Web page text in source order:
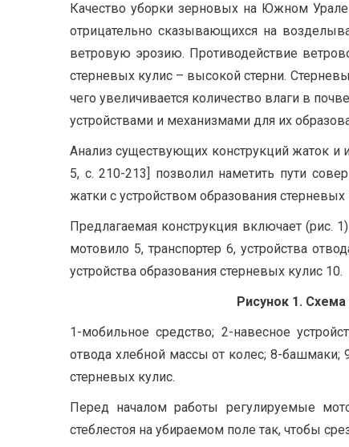
Качество уборки зерновых на Южном
отрицательно сказывающихся на
ветровую эрозию. Противодействие
стерневых кулис – высокой стерни.
чего увеличивается количество влаги в
устройствами и механизмами для их
Анализ существующих конструкций жаток и
5, с. 210-213] позволил наметить пути
жатки с устройством образования
Предлагаемая конструкция включает (рис.
мотовило 5, транспортер 6, устройства
устройства образования стерневых кулис 10.
Рисунок 1.
1-мобильное средство; 2-навесное
отвода хлебной массы от колес; 8-башмаки;
стерневых кулис.
Перед началом работы регулируемые
стеблестоя на убираемом поле так, чтобы